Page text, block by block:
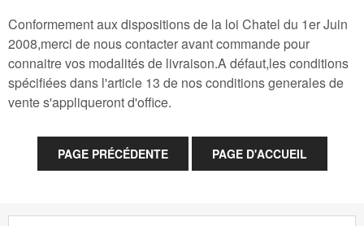
Conformement aux dispositions de la loi Chatel du 1er Juin
2008,merci de nous contacter avant commande pour
connaitre vos modalités de livraison.A défaut,les conditions
spécifiées dans l'article 13 de nos conditions generales de
vente s'appliqueront d'office.